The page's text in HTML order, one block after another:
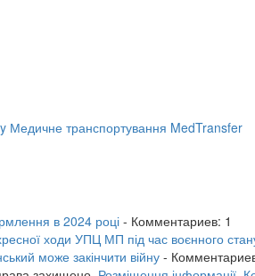
Медичне транспортування MedTransfer
в 2024 році - Комментариев: 1
ходи УПЦ МП під час воєнного
може закінчити війну -